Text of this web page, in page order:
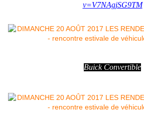
v=V7NAgjSG9TM
Buick Convertible